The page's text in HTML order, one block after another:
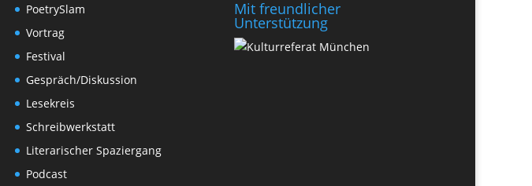
PoetrySlam
Vortrag
Festival
Gespräch/Diskussion
Lesekreis
Schreibwerkstatt
Literarischer Spaziergang
Podcast
Mit freundlicher
Unterstützung